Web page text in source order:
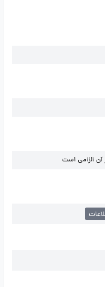
آن الزامی است